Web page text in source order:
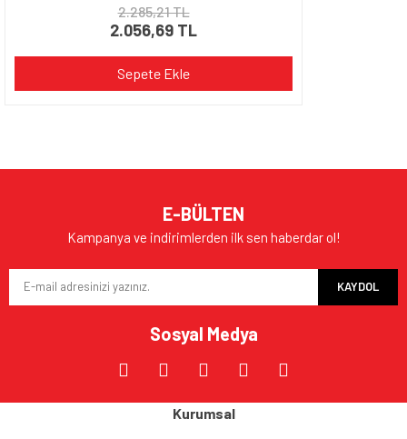
2.285,21 TL
2.056,69 TL
Sepete Ekle
E-BÜLTEN
Kampanya ve indirimlerden ilk sen haberdar ol!
KAYDOL
Sosyal Medya
Kurumsal